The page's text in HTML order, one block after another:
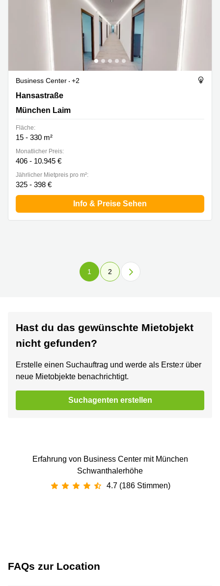
Business Center
+2
Hansastraße 15, München Laim
Hansastraße
München Laim
Fläche:
15 - 330 m²
Monatlicher Preis:
406 - 10.945 €
Jährlicher Mietpreis pro m²:
325 - 398 €
Info & Preise Sehen
1 2
Hast du das gewünschte Mietobjekt
nicht gefunden?
Erstelle einen Suchauftrag und werde als Erste:r über
neue Mietobjekte benachrichtigt.
Suchagenten erstellen
Erfahrung von Business Center mit München
Schwanthalerhöhe
4.7 (186 Stimmen)
FAQs zur Location